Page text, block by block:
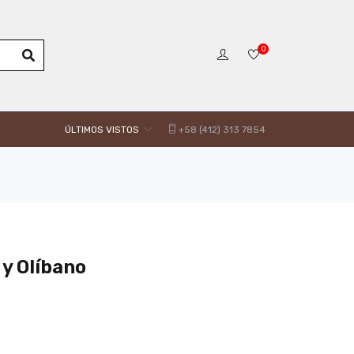
0
+58 (412) 313 7854
ÚLTIMOS VISTOS
Olíbano